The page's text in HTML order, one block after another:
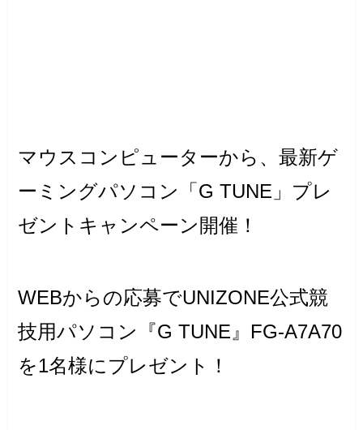
マウスコンピューターから、最新ゲ
ーミングパソコン「G TUNE」プレ
ゼントキャンペーン開催！
WEBからの応募でUNIZONE公式競
技用パソコン『G TUNE』FG-A7A70
を1名様にプレゼント！